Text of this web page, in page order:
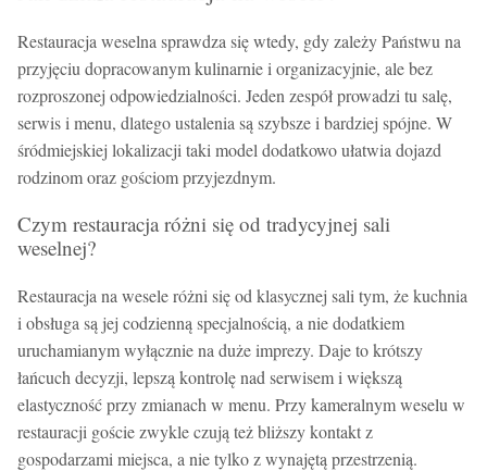
Restauracja weselna sprawdza się wtedy, gdy zależy Państwu na
przyjęciu dopracowanym kulinarnie i organizacyjnie, ale bez
rozproszonej odpowiedzialności. Jeden zespół prowadzi tu salę,
serwis i menu, dlatego ustalenia są szybsze i bardziej spójne. W
śródmiejskiej lokalizacji taki model dodatkowo ułatwia dojazd
rodzinom oraz gościom przyjezdnym.
Czym restauracja różni się od tradycyjnej sali
weselnej?
Restauracja na wesele różni się od klasycznej sali tym, że kuchnia
i obsługa są jej codzienną specjalnością, a nie dodatkiem
uruchamianym wyłącznie na duże imprezy. Daje to krótszy
łańcuch decyzji, lepszą kontrolę nad serwisem i większą
elastyczność przy zmianach w menu. Przy kameralnym weselu w
restauracji goście zwykle czują też bliższy kontakt z
gospodarzami miejsca, a nie tylko z wynajętą przestrzenią.